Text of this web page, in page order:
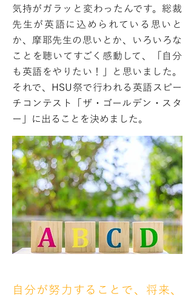
気持がガラッと変わったんです。総裁
先生が英語に込められている思いと
か、摩耶先生の思いとか、いろいろな
ことを聴いてすごく感動して、「自分
も英語をやりたい！」と思いました。
それで、HSU祭で行われる英語スピー
チコンテスト「ザ・ゴールデン・スタ
ー」に出ることを決めました。
自分が努力することで、将来、